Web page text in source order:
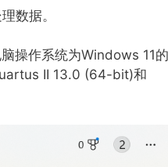
数据。
操作系统为Windows 11的
II 13.0 (64-bit)和